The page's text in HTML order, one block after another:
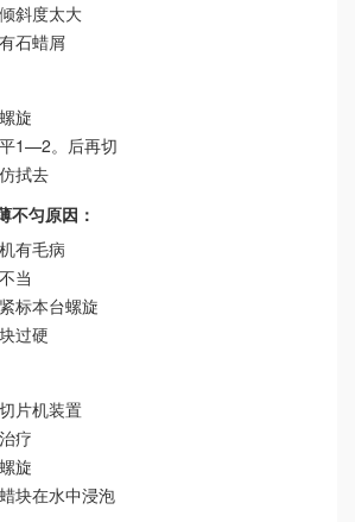
斜度太大
石蜡屑
旋
1—2。后再切
拭去
不匀原因：
有毛病
当
标本台螺旋
过硬
片机装置
疗
旋
块在水中浸泡